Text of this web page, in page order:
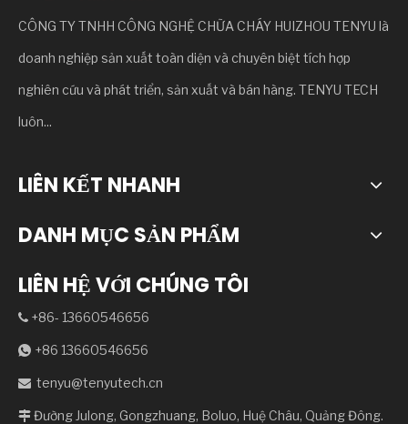
CÔNG TY TNHH CÔNG NGHỆ CHỮA CHÁY HUIZHOU TENYU là
doanh nghiệp sản xuất toàn diện và chuyên biệt tích hợp
nghiên cứu và phát triển, sản xuất và bán hàng. TENYU TECH
luôn...
LIÊN KẾT NHANH
DANH MỤC SẢN PHẨM
LIÊN HỆ VỚI CHÚNG TÔI
 +86- 13660546656
 +86 13660546656
 tenyu@tenyutech.cn
 Đường Julong, Gongzhuang, Boluo, Huệ Châu, Quảng Đông.